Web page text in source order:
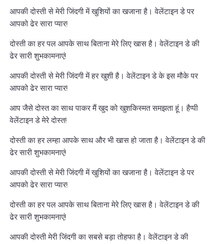
आपकी दोस्ती से मेरी जिंदगी में खुशियों का खजाना है। वेलेंटाइन डे पर
आपको ढेर सारा प्यार!
दोस्ती का हर पल आपके साथ बिताना मेरे लिए खास है। वेलेंटाइन डे की
ढेर सारी शुभकामनाएं!
आपकी दोस्ती से मेरी जिंदगी में हर खुशी है। वेलेंटाइन डे के इस मौके पर
आपको ढेर सारा प्यार!
आप जैसे दोस्त का साथ पाकर मैं खुद को खुशकिस्मत समझता हूं। हैप्पी
वेलेंटाइन डे मेरे दोस्त!
दोस्ती का हर लम्हा आपके साथ और भी खास हो जाता है। वेलेंटाइन डे की
ढेर सारी शुभकामनाएं!
आपकी दोस्ती से मेरी जिंदगी में खुशियों का खजाना है। वेलेंटाइन डे पर
आपको ढेर सारा प्यार!
दोस्ती का हर पल आपके साथ बिताना मेरे लिए खास है। वेलेंटाइन डे की
ढेर सारी शुभकामनाएं!
आपकी दोस्ती मेरी जिंदगी का सबसे बड़ा तोहफा है। वेलेंटाइन डे की